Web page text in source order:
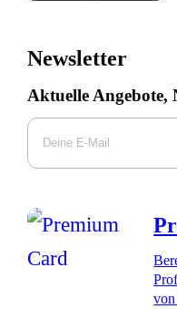
Newsletter
Aktuelle Angebote,